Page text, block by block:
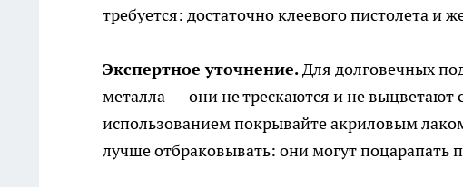
требуется: достаточно клеевого пистолета и
Экспертное уточнение.Для долговечных
металла — они не трескаются и не
использованием покрывайте акриловым
лучше отбраковывать: они могут поцарапать